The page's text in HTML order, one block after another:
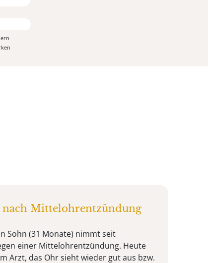
nach Mittelohrentzündung
Sohn (31 Monate) nimmt seit
einer Mittelohrentzündung. Heute
Arzt, das Ohr sieht wieder gut aus bzw.